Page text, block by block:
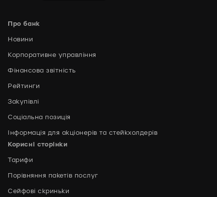
Про банк
Новини
Корпоративне управління
Фінансова звітність
Рейтинги
Закупівлі
Соціальна позиція
Інформація для акціонерів та стейкхолдерів
Корисні сторінки
Тарифи
Порівняння пакетів послуг
Сейфові скриньки